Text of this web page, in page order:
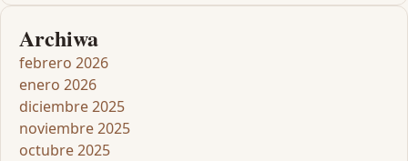
Archiwa
febrero 2026
enero 2026
diciembre 2025
noviembre 2025
octubre 2025